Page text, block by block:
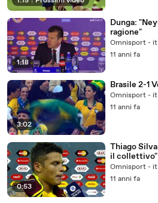
1:18
Dunga:
ragione"
Omnisport - it
11 anni fa
3:02
Brasile 2-1
Omnisport - it
11 anni fa
0:53
Thiago
il collettivo"
Omnisport - it
11 anni fa